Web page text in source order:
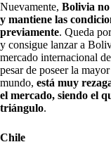
Nuevamente, Bolivia no
y mantiene las
previamente. Queda
y consigue lanzar a
mercado internacional
pesar de poseer la
mundo, está muy
el mercado, siendo el
triángulo.
Chile